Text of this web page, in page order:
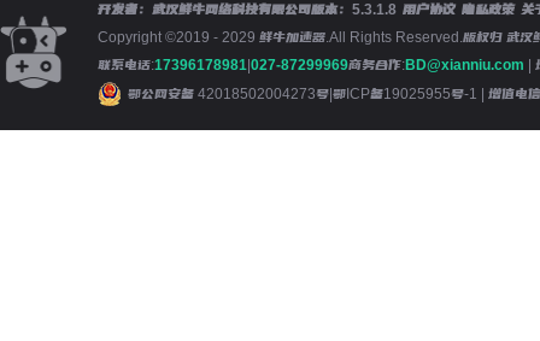
开发者：武汉鲜牛网络科技有限公司版本： 5.3.1.8 用户协议 隐私政策 关
Copyright ©2019 - 2029 鲜牛加速器.All Rights Reserved.版权归 武汉
联系电话:17396178981 027-87299969商务合作:BD@xianniu.com |
鄂公网安备 42018502004273号 鄂ICP备19025955号-1 | 增值电